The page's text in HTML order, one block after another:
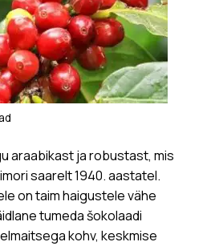
araabikast ja robustast, mis
saarelt 1940. aastatel.
on taim haigustele vähe
tumeda šokolaadi
kohv, keskmise